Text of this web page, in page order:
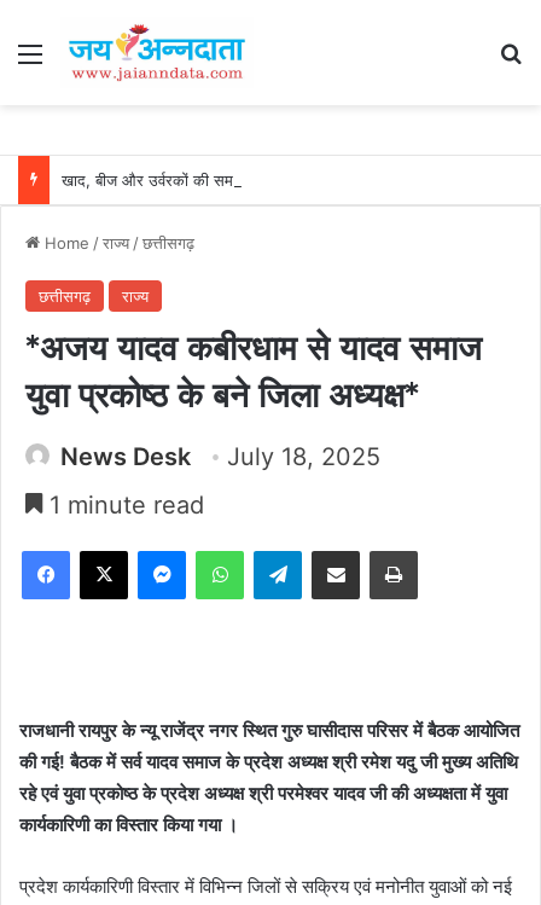
Menu
Home /राज्य/छत्तीसगढ़
छत्तीसगढ़ राज्य
*अजय यादव कबीरधाम से यादव समाज
युवा प्रकोष्ठ के बने जिला अध्यक्ष*
News Desk
July 18, 2025
1 minute read
Facebook
X MessengerWhatsAppTelegramShare via Email Print
राजधानी रायपुर के न्यू राजेंद्र नगर स्थित गुरु घासीदास परिसर में बैठक आयोजित
की गई! बैठक में सर्व यादव समाज के प्रदेश अध्यक्ष श्री रमेश यदु जी मुख्य अतिथि
रहे एवं युवा प्रकोष्ठ के प्रदेश अध्यक्ष श्री परमेश्वर यादव जी की अध्यक्षता में युवा
कार्यकारिणी का विस्तार किया गया ।
प्रदेश कार्यकारिणी विस्तार में विभिन्न जिलों से सक्रिय एवं मनोनीत युवाओं को नई